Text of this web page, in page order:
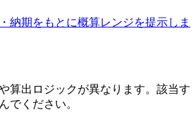
納期をもとに概算レンジを提示しま
算出ロジックが異なります。該当す
でください。